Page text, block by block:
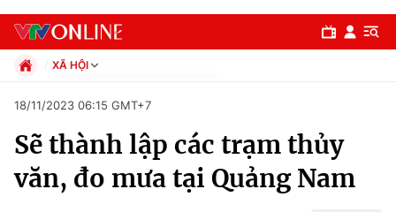
Chuyên mục
Chính trị
XÃ HỘI
Xã hội
Pháp luật
Thể thao
18/11/2023 06:15 GMT+7
Sẽ thành lập các trạm thủy
văn, đo mưa tại Quảng Nam